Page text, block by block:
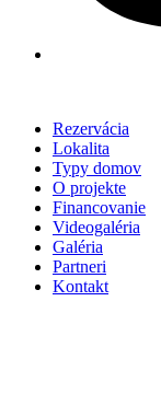
Rezervácia
Lokalita
Typy domov
O projekte
Financovanie
Videogaléria
Galéria
Partneri
Kontakt